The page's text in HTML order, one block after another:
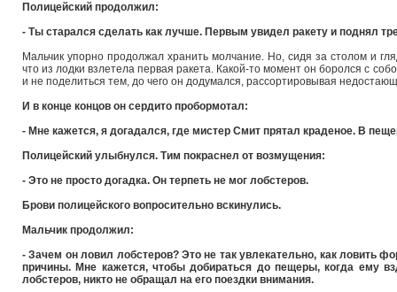
Полицейский продолжил:
- Ты старался сделать как лучше. Первым увидел ракету и поднял
Мальчик упорно продолжал хранить молчание. Но, сидя за столом и
что из лодки взлетела первая ракета. Какой-то момент он боролся с
и не поделиться тем, до чего он додумался, рассортировывая
И в конце концов он сердито пробормотал:
- Мне кажется, я догадался, где мистер Смит прятал краденое. В
Полицейский улыбнулся. Тим покраснел от возмущения:
- Это не просто догадка. Он терпеть не мог лобстеров.
Брови полицейского вопросительно вскинулись.
Мальчик продолжил:
- Зачем он ловил лобстеров? Это не так увлекательно, как ловить
причины. Мне кажется, чтобы добираться до пещеры, когда ему
лобстеров, никто не обращал на его поездки внимания.